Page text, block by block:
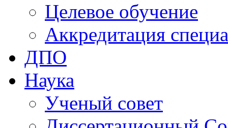
Целевое обучение
Аккредитация
ДПО
Наука
Ученый совет